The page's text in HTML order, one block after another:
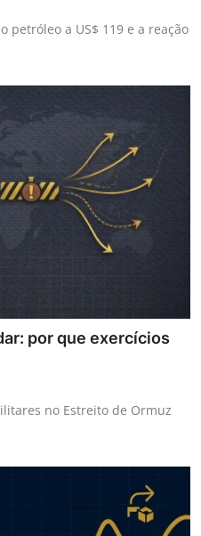
petróleo a US$ 119 e a reação
por que exercícios
no Estreito de Ormuz